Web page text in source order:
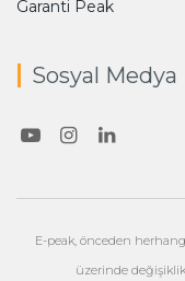
Garanti Peak
Sosyal Medya
E-peak, önceden
üzerinde